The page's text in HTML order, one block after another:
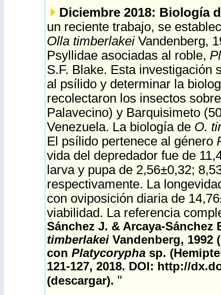
Diciembre 2018: Biología
un reciente trabajo, se
Olla timberlakeiVandenberg,
Psyllidae asociadas al roble,
S.F. Blake. Esta investigación
al psílido y determinar la
recolectaron los insectos
Palavecino) y Barquisimeto
Venezuela. La biología de O.
El psílido pertenece al género
vida del depredador fue de
larva y pupa de 2,56±0,32;
respectivamente. La
con oviposición diaria de
viabilidad. La referencia
Sánchez J. & Arcaya-
timberlakei Vandenberg, 1992
con Platycorypha sp.
121-127, 2018. DOI: http://
(descargar). "